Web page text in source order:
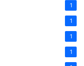
1
1
1
1